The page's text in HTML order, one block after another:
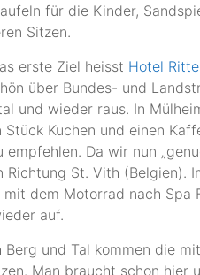
für die Kinder,
Sitzen.
erste Ziel heisst Hotel
über Bundes- und
und wieder raus. In
Stück Kuchen und einen
empfehlen. Da wir nun
Richtung St. Vith (Belgien).
dem Motorrad nach Spa
auf.
Berg und Tal kommen die
Man braucht schon